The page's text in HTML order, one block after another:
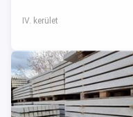
IV. kerület